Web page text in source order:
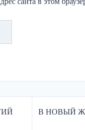
В НОВЫЙ